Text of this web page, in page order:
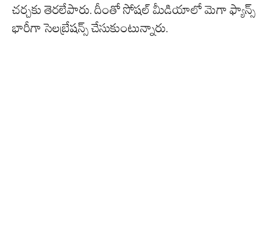
చర్చకు తెరలేపారు. దీంతో సోషల్ మీడియాలో మెగా ఫ్యాన్స్
భారీగా సెలబ్రేషన్స్ చేసుకుంటున్నారు.